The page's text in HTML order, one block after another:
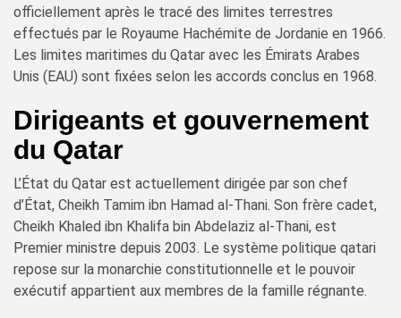
officiellement après le tracé des limites terrestres
effectués par le Royaume Hachémite de Jordanie en 1966.
Les limites maritimes du Qatar avec les Émirats Arabes
Unis (EAU) sont fixées selon les accords conclus en 1968.
Dirigeants et gouvernement
du Qatar
L’État du Qatar est actuellement dirigée par son chef
d’État, Cheikh Tamim ibn Hamad al-Thani. Son frère cadet,
Cheikh Khaled ibn Khalifa bin Abdelaziz al-Thani, est
Premier ministre depuis 2003. Le système politique qatari
repose sur la monarchie constitutionnelle et le pouvoir
exécutif appartient aux membres de la famille régnante.